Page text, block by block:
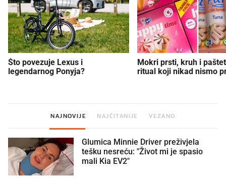
Što povezuje Lexus i
legendarnog Ponyja?
Mokri prsti, kruh i
ritual koji nikad nismo
NAJNOVIJE NAJČITANIJE VEZANO
Glumica Minnie Driver preživjela
tešku nesreću: "Život mi je spasio
mali Kia EV2"